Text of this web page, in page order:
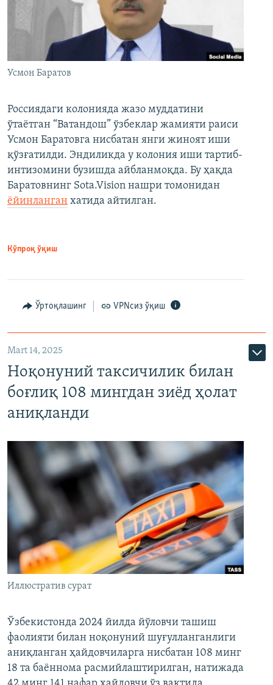
Усмон Баратов
Россиядаги колонияда жазо муддатини
ўтаётган “Ватандош” ўзбеклар жамияти раиси
Усмон Баратовга нисбатан янги жиноят иши
қўзғатилди. Эндиликда у колония иши тартиб-
интизомини бузишда айбланмоқда. Бу ҳақда
Баратовнинг Sota.Vision нашри томонидан
ёйинланган хатида айтилган.
Кўпроқ ўқиш
Ўртоқлашинг VPNсиз ўқиш
Mart 14, 2025
Ноқонуний таксичилик билан
боғлиқ 108 мингдан зиёд ҳолат
аниқланди
Иллюстратив сурат
Ўзбекистонда 2024 йилда йўловчи ташиш
фаолияти билан ноқонуний шуғулланганлиги
аниқланган ҳайдовчиларга нисбатан 108 минг
18 та баённома расмийлаштирилган, натижада